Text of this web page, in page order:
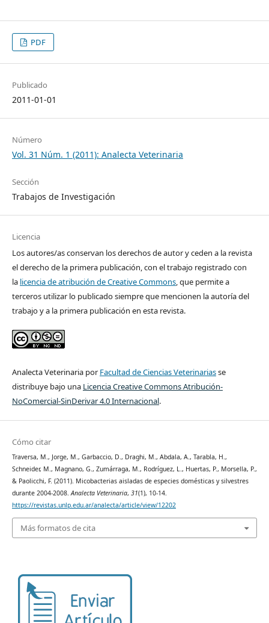
PDF
Publicado
2011-01-01
Número
Vol. 31 Núm. 1 (2011): Analecta Veterinaria
Sección
Trabajos de Investigación
Licencia
Los autores/as conservan los derechos de autor y ceden a la revista
el derecho de la primera publicación, con el trabajo registrado con
la licencia de atribución de Creative Commons, que permite a
terceros utilizar lo publicado siempre que mencionen la autoría del
trabajo y a la primera publicación en esta revista.
Analecta Veterinaria porFacultad de Ciencias Veterinariasse
distribuye bajo una Licencia Creative Commons Atribución-
NoComercial-SinDerivar 4.0 Internacional.
Cómo citar
Traversa, M., Jorge, M., Garbaccio, D., Draghi, M., Abdala, A., Tarabla, H.,
Schneider, M., Magnano, G., Zumárraga, M., Rodríguez, L., Huertas, P., Morsella, P.,
& Paolicchi, F. (2011). Micobacterias aisladas de especies domésticas y silvestres
durante 2004-2008.Analecta Veterinaria, 31(1), 10-14.
https://revistas.unlp.edu.ar/analecta/article/view/12202
Más formatos de cita